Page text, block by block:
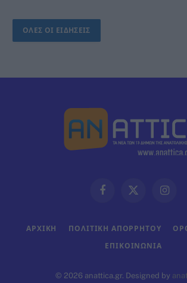
ΟΛΕΣ ΟΙ ΕΙΔΗΣΕΙΣ
FacebookX
ΑΡΧΙΚΗ ΠΟΛΙΤΙΚΗ ΑΠΟΡΡΗΤΟΥ
ΕΠΙΚΟΙΝΩΝΊΑ
© 2026 anattica.gr. Designed by